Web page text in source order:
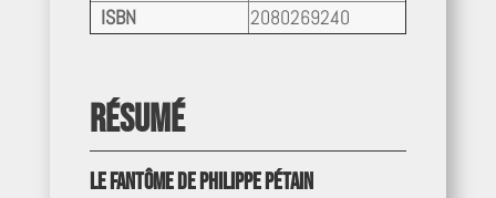
ISBN
2080269240
Résumé
Le fantôme de Philippe Pétain